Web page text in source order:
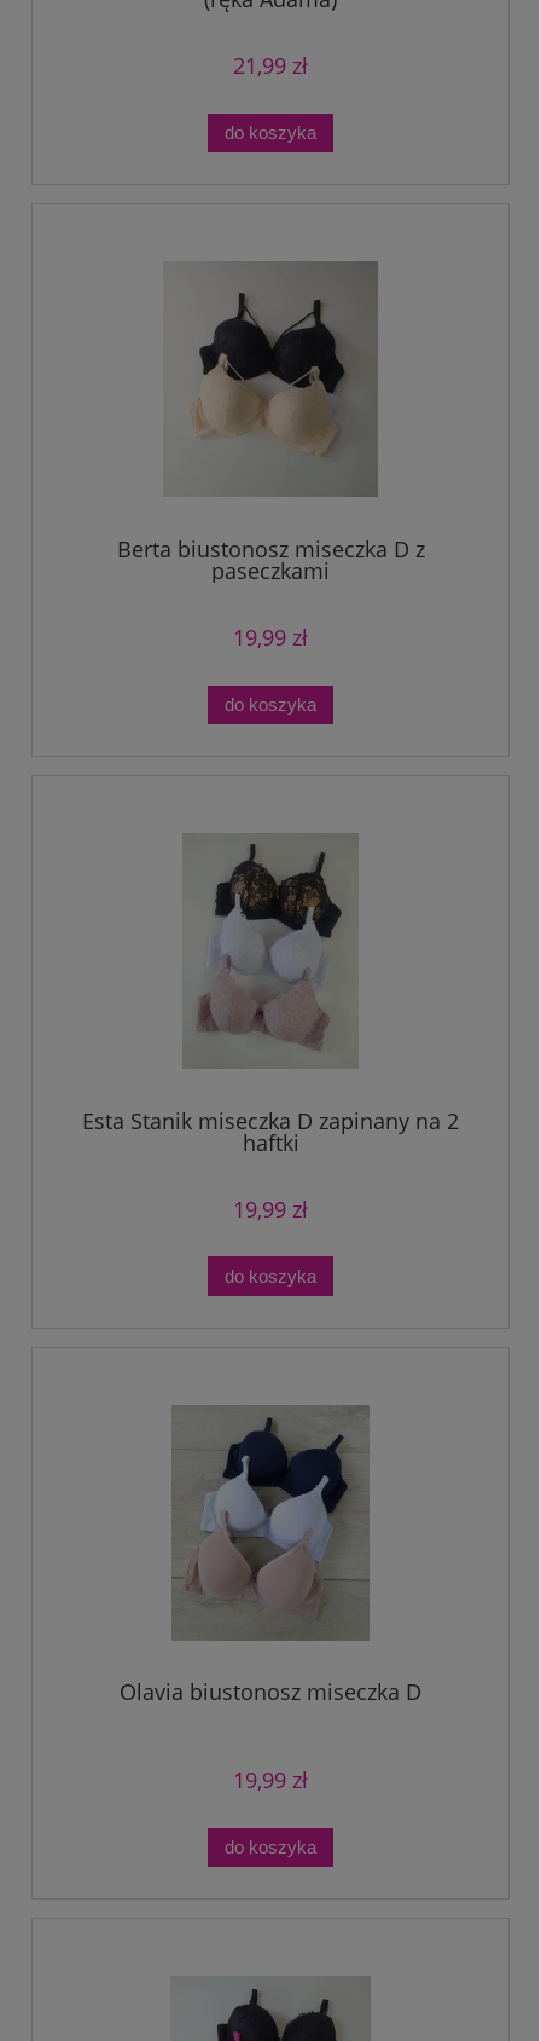
21,99 zł
do koszyka
Berta biustonosz miseczka D z
paseczkami
19,99 zł
do koszyka
Esta Stanik miseczka D zapinany na 2
haftki
19,99 zł
do koszyka
Olavia biustonosz miseczka D
19,99 zł
do koszyka